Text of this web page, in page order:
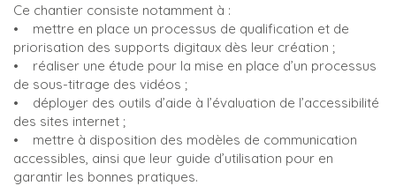
Ce chantier consiste notamment à :
• mettre en place un processus de qualification et de
priorisation des supports digitaux dès leur création ;
• réaliser une étude pour la mise en place d’un processus
de sous-titrage des vidéos ;
• déployer des outils d’aide à l’évaluation de l’accessibilité
des sites internet ;
• mettre à disposition des modèles de communication
accessibles, ainsi que leur guide d’utilisation pour en
garantir les bonnes pratiques.